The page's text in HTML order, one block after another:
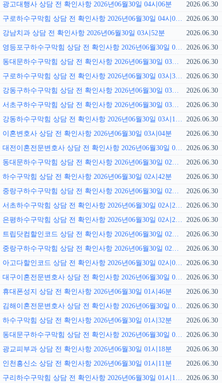
광고대행사 상담 전 확인사항 2026년06월30일 04시06분
2026.06.30
구로하수구막힘 상담 전 확인사항 2026년06월30일 04시01분 2026.06.30
강남치과 상담 전 확인사항 2026년06월30일 03시52분
2026.06.30
영등포구하수구막힘 상담 전 확인사항 2026년06월30일 03시45분 2026.06.30
동대문하수구막힘 상담 전 확인사항 2026년06월30일 03시39분
2026.06.30
구로하수구막힘 상담 전 확인사항 2026년06월30일 03시31분 2026.06.30
강동구하수구막힘 상담 전 확인사항 2026년06월30일 03시26분
2026.06.30
서초구하수구막힘 상담 전 확인사항 2026년06월30일 03시18분
2026.06.30
강동하수구막힘 상담 전 확인사항 2026년06월30일 03시11분 2026.06.30
이혼변호사 상담 전 확인사항 2026년06월30일 03시04분
2026.06.30
대전이혼전문변호사 상담 전 확인사항 2026년06월30일 02시56분 2026.06.30
동대문하수구막힘 상담 전 확인사항 2026년06월30일 02시49분
2026.06.30
하수구막힘 상담 전 확인사항 2026년06월30일 02시42분
2026.06.30
중랑구하수구막힘 상담 전 확인사항 2026년06월30일 02시36분
2026.06.30
서초하수구막힘 상담 전 확인사항 2026년06월30일 02시29분 2026.06.30
은평하수구막힘 상담 전 확인사항 2026년06월30일 02시21분 2026.06.30
트립닷컴할인코드 상담 전 확인사항 2026년06월30일 02시14분
2026.06.30
중랑구하수구막힘 상담 전 확인사항 2026년06월30일 02시07분
2026.06.30
아고다할인코드 상담 전 확인사항 2026년06월30일 02시01분 2026.06.30
대구이혼전문변호사 상담 전 확인사항 2026년06월30일 01시55분 2026.06.30
휴대폰성지 상담 전 확인사항 2026년06월30일 01시46분
2026.06.30
김해이혼전문변호사 상담 전 확인사항 2026년06월30일 01시40분 2026.06.30
하수구막힘 상담 전 확인사항 2026년06월30일 01시32분
2026.06.30
동대문구하수구막힘 상담 전 확인사항 2026년06월30일 01시25분 2026.06.30
광교피부과 상담 전 확인사항 2026년06월30일 01시18분
2026.06.30
인천흥신소 상담 전 확인사항 2026년06월30일 01시11분
2026.06.30
구리하수구막힘 상담 전 확인사항 2026년06월30일 01시11분 2026.06.30